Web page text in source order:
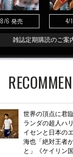
8/6 発売 4/
雑誌定期購読のご案
世界の頂点に君
ランダの超人ハ
イセンと日本の
海也「絶対王者
と」《ケイリン